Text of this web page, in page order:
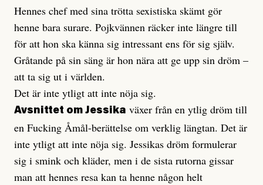
Hennes chef med sina trötta sexistiska skämt gör
henne bara surare. Pojkvännen räcker inte längre till
för att hon ska känna sig intressant ens för sig själv.
Gråtande på sin säng är hon nära att ge upp sin dröm –
att ta sig ut i världen.
Det är inte ytligt att inte nöja sig.
Avsnittet om Jessika växer från en ytlig dröm till
en Fucking Åmål-berättelse om verklig längtan. Det är
inte ytligt att inte nöja sig. Jessikas dröm formulerar
sig i smink och kläder, men i de sista rutorna gissar
man att hennes resa kan ta henne någon helt